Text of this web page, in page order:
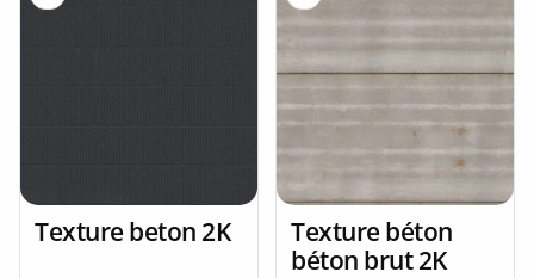
Texture beton 2K
Texture béton
béton brut 2K